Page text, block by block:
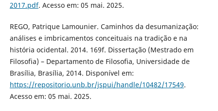
2017.pdf. Acesso em: 05 mai. 2025.
REGO, Patrique Lamounier. Caminhos da desumanização:
análises e imbricamentos conceituais na tradição e na
história ocidental. 2014. 169f. Dissertação (Mestrado em
Filosofia) – Departamento de Filosofia, Universidade de
Brasília, Brasília, 2014. Disponível em:
https://repositorio.unb.br/jspui/handle/10482/17549.
Acesso em: 05 mai. 2025.